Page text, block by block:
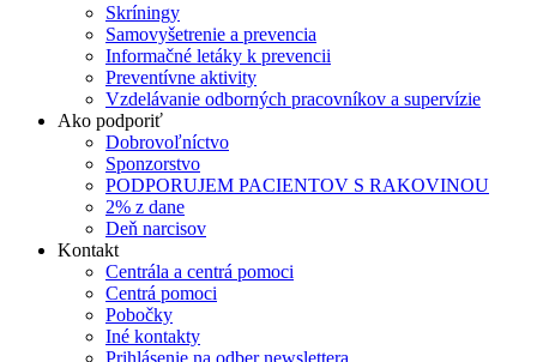
Skríningy
Samovyšetrenie a prevencia
Informačné letáky k prevencii
Preventívne aktivity
Vzdelávanie odborných pracovníkov a supervízie
Ako podporiť
Dobrovoľníctvo
Sponzorstvo
PODPORUJEM PACIENTOV S RAKOVINOU
2% z dane
Deň narcisov
Kontakt
Centrála a centrá pomoci
Centrá pomoci
Pobočky
Iné kontakty
Prihlásenie na odber newslettera